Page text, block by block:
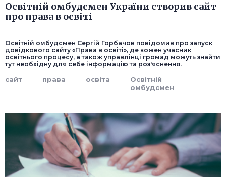
Освітній омбудсмен України створив сайт
про права в освіті
Освітній омбудсмен Сергій Горбачов повідомив про запуск
довідкового сайту «Права в освіті», де кожен учасник
освітнього процесу, а також управлінці громад можуть знайти
тут необхідну для себе інформацію та роз'яснення.
сайт права освіта
Освітній
омбудсмен